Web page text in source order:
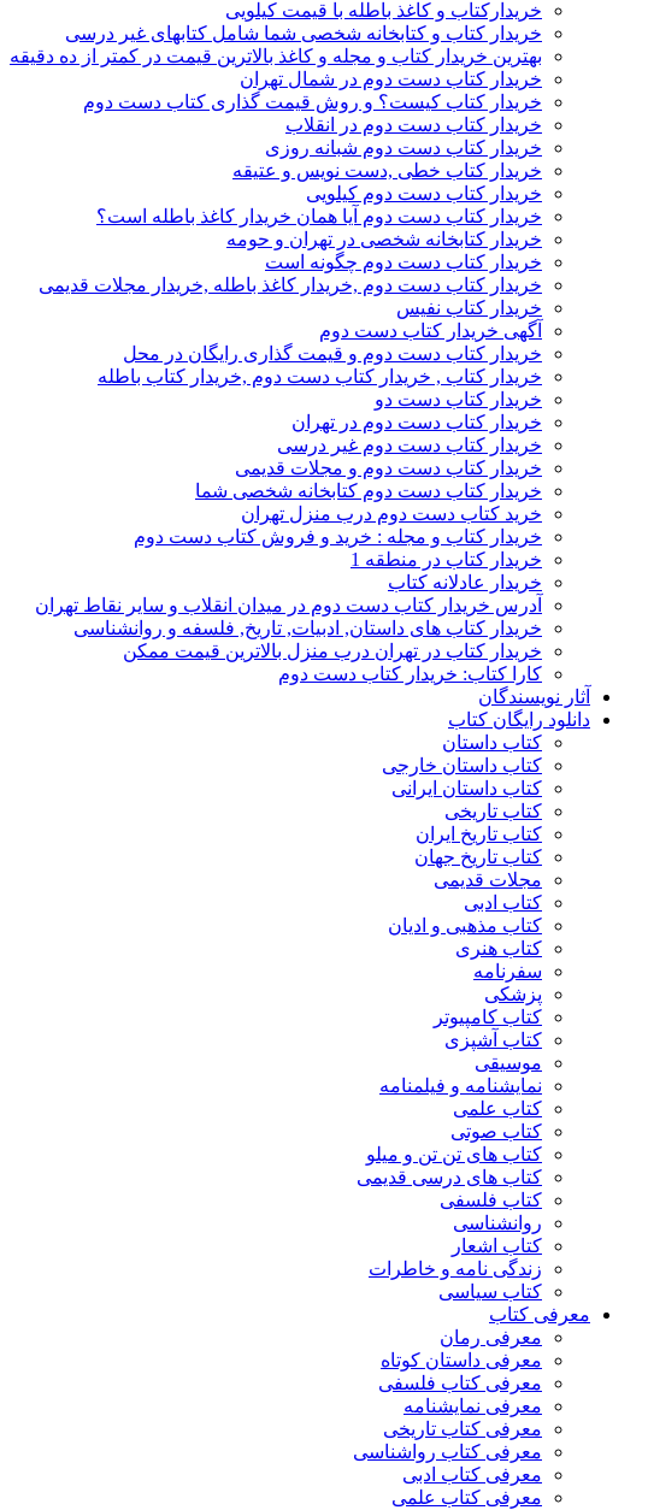
خریدارکتاب و کاغذ باطله با قیمت کیلویی
خریدار کتاب و کتابخانه شخصی شما شامل کتابهای غیر درسی
بهترین خریدار کتاب و مجله و کاغذ بالاترین قیمت در کمتر از ده دقیقه
خریدار کتاب دست دوم در شمال تهران
خریدار کتاب کیست؟ و روش قیمت گذاری کتاب دست دوم
خریدار کتاب دست دوم در انقلاب
خریدار کتاب دست دوم شبانه روزی
خریدار کتاب خطی ,دست نویس و عتیقه
خریدار کتاب دست دوم کیلویی
خریدار کتاب دست دوم آیا همان خریدار کاغذ باطله است؟
خریدار کتابخانه شخصی در تهران و حومه
خریدار کتاب دست دوم چگونه است
خریدار کتاب دست دوم ,خریدار کاغذ باطله ,خریدار مجلات قدیمی
خریدار کتاب نفیس
آگهی خریدار کتاب دست دوم
خریدار کتاب دست دوم و قیمت گذاری رایگان در محل
خریدار کتاب , خریدار کتاب دست دوم ,خریدار کتاب باطله
خریدار کتاب دست دو
خریدار کتاب دست دوم در تهران
خریدار کتاب دست دوم غیر درسی
خریدار کتاب دست دوم و مجلات قدیمی
خریدار کتاب دست دوم کتابخانه شخصی شما
خرید کتاب دست دوم درب منزل تهران
خریدار کتاب و مجله : خرید و فروش کتاب دست دوم
خریدار کتاب در منطقه 1
خریدار عادلانه کتاب
آدرس خریدار کتاب دست دوم در میدان انقلاب و سایر نقاط تهران
خریدار کتاب های داستان, ادبیات, تاریخ, فلسفه و روانشناسی
خریدار کتاب در تهران درب منزل بالاترین قیمت ممکن
کارا کتاب: خریدار کتاب دست دوم
آثار نویسندگان
دانلود رایگان کتاب
کتاب داستان
کتاب داستان خارجی
کتاب داستان ایرانی
کتاب تاریخی
کتاب تاریخ ایران
کتاب تاریخ جهان
مجلات قدیمی
کتاب ادبی
کتاب مذهبی و ادیان
کتاب هنری
سفرنامه
پزشکی
کتاب کامپیوتر
کتاب آشپزی
موسیقی
نمایشنامه و فیلمنامه
کتاب علمی
کتاب صوتی
کتاب های تن تن و میلو
کتاب های درسی قدیمی
کتاب فلسفی
روانشناسی
کتاب اشعار
زندگی نامه و خاطرات
کتاب سیاسی
معرفی کتاب
معرفی رمان
معرفی داستان کوتاه
معرفی کتاب فلسفی
معرفی نمایشنامه
معرفی کتاب تاریخی
معرفی کتاب رواشناسی
معرفی کتاب ادبی
معرفی کتاب علمی